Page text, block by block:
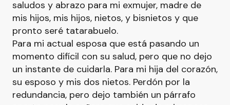
saludos y abrazo para mi exmujer, madre de
mis hijos, mis hijos, nietos, y bisnietos y que
pronto seré tatarabuelo.
Para mi actual esposa que está pasando un
momento difícil con su salud, pero que no dejo
un instante de cuidarla. Para mi hija del corazón,
su esposo y mis dos nietos. Perdón por la
redundancia, pero dejo también un párrafo